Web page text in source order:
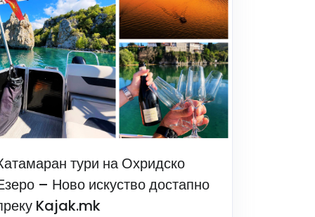
тури на Охридско
– Ново искуство достапно
Kajak.mk